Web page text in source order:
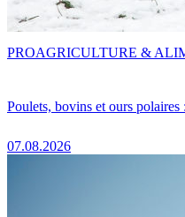
Poulets, bovins et ours
07.08.2026
PROAGRICULTURE &